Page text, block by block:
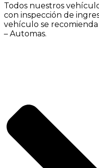
Todos nuestros
con inspección de
vehículo se
– Automas.